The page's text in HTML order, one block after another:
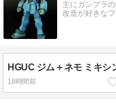
主にガンプラ
改造が好きなフ
HGUC ジム＋ネモ ミキシ
18時間前